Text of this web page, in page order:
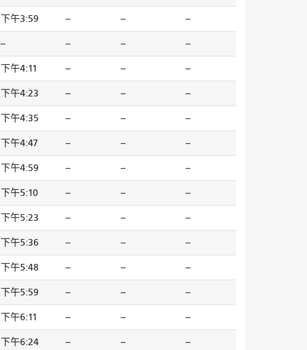
下午3:59 -- -- --
-- -- -- --
下午4:11 -- -- --
下午4:23 -- -- --
下午4:35 -- -- --
下午4:47 -- -- --
下午4:59 -- -- --
下午5:10 -- -- --
下午5:23 -- -- --
下午5:36 -- -- --
下午5:48 -- -- --
下午5:59 -- -- --
下午6:11 -- -- --
下午6:24 -- -- --